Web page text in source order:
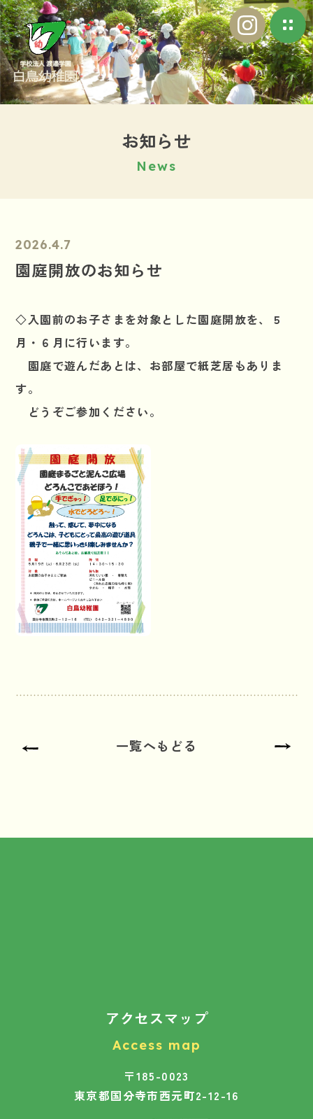
お知らせ
N ews
2026.4.7
園庭開放のお知らせ
◇入園前のお子さまを対象とした園庭開放を、５
月・６月に行います。
園庭で遊んだあとは、お部屋で紙芝居もありま
す。
どうぞご参加ください。
一覧へもどる
アクセスマップ
Access map
〒185-0023
東京都国分寺市西元町2-12-16